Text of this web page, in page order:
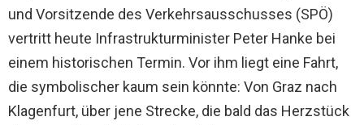
und Vorsitzende des Verkehrsausschusses (SPÖ)
vertritt heute Infrastrukturminister Peter Hanke bei
einem historischen Termin. Vor ihm liegt eine Fahrt,
die symbolischer kaum sein könnte: Von Graz nach
Klagenfurt, über jene Strecke, die bald das Herzstück